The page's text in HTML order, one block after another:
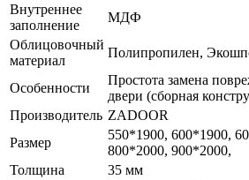
Внутреннее
заполнение
МДФ
Облицовочный
материал
Полипропилен,
Особенности
Простота замена
двери (сборная
Производитель ZADOOR
Размер
550*1900, 600*1900,
800*2000, 900*2000,
Толщина
35 мм